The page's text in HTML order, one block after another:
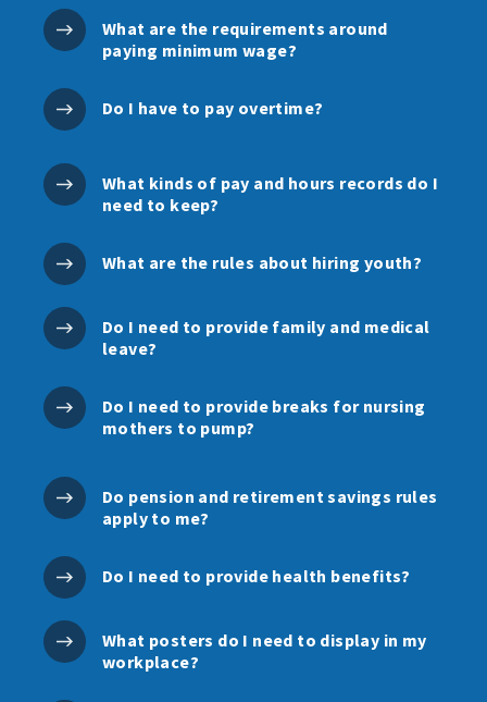
What are the requirements around
paying minimum wage?
Do I have to pay overtime?
What kinds of pay and hours records do I
need to keep?
What are the rules about hiring youth?
Do I need to provide family and medical
leave?
Do I need to provide breaks for nursing
mothers to pump?
Do pension and retirement savings rules
apply to me?
Do I need to provide health benefits?
What posters do I need to display in my
workplace?